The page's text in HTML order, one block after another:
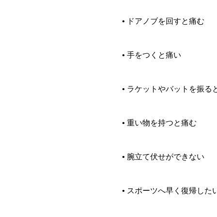
• ドアノブを回すと痛む
• 手をつくと痛い
• ラケットやバットを振る
• 重い物を持つと痛む
• 腕立て伏せができない
• スポーツへ早く復帰した